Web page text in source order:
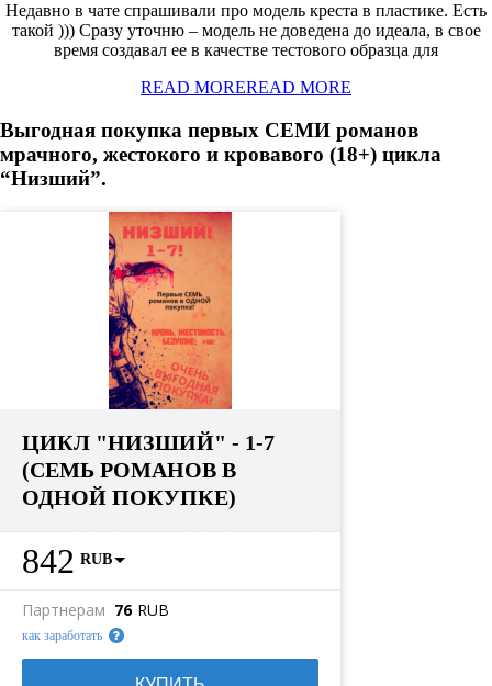
Недавно в чате спрашивали про модель креста в пластике. Есть
такой ))) Сразу уточню – модель не доведена до идеала, в свое
время создавал ее в качестве тестового образца для
READ MOREREAD MORE
Выгодная покупка первых СЕМИ романов
мрачного, жестокого и кровавого (18+) цикла
“Низший”.
ЦИКЛ "НИЗШИЙ" - 1-7
(СЕМЬ РОМАНОВ В
ОДНОЙ ПОКУПКЕ)
842 RUB
Партнерам 76 RUB
как заработать